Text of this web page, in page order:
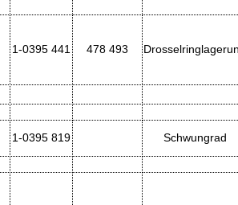
1-0395 441 478 493
1-0395 819 Schwungrad